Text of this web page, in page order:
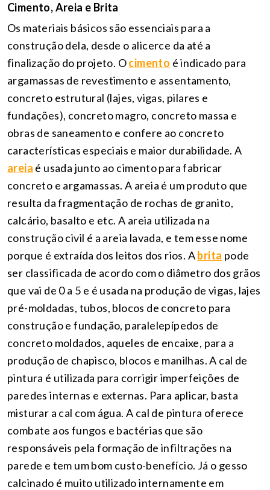
Cimento, Areia e Brita
Os materiais básicos são essenciais para a
construção dela, desde o alicerce da até a
finalização do projeto. Ocimento é indicado para
argamassas de revestimento e assentamento,
concreto estrutural (lajes, vigas, pilares e
fundações), concreto magro, concreto massa e
obras de saneamento e confere ao concreto
características especiais e maior durabilidade. A
areia é usada junto ao cimento para fabricar
concreto e argamassas. A areia é um produto que
resulta da fragmentação de rochas de granito,
calcário, basalto e etc. A areia utilizada na
construção civil é a areia lavada, e tem esse nome
porque é extraída dos leitos dos rios. Abrita pode
ser classificada de acordo com o diâmetro dos grãos
que vai de 0 a 5 e é usada na produção de vigas, lajes
pré-moldadas, tubos, blocos de concreto para
construção e fundação, paralelepípedos de
concreto moldados, aqueles de encaixe, para a
produção de chapisco, blocos e manilhas. A cal de
pintura é utilizada para corrigir imperfeições de
paredes internas e externas. Para aplicar, basta
misturar a cal com água. A cal de pintura oferece
combate aos fungos e bactérias que são
responsáveis pela formação de infiltrações na
parede e tem um bom custo-benefício. Já o gesso
calcinado é muito utilizado internamente em